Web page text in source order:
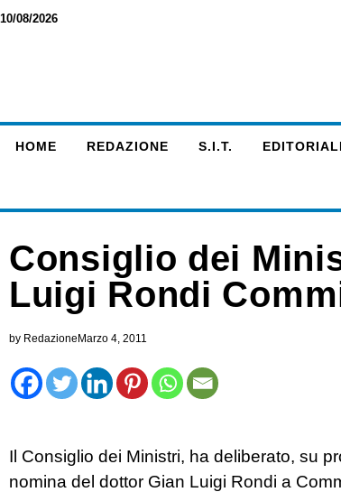
10/08/2026
HOME REDAZIONE S.I.T. EDITORIALI
Consiglio dei
Luigi Rondi
by Redazione Marzo 4, 2011
Il Consiglio dei Ministri, ha deliberato, su
nomina del dottor Gian Luigi Rondi a